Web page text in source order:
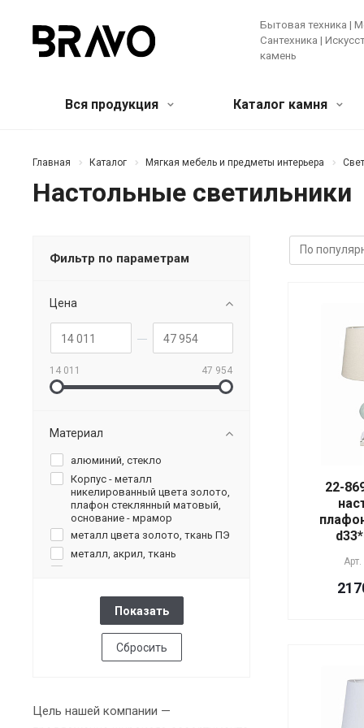
Бытовая техника |
Сантехника |
камень
Вся продукция
Мягкая мебель и предметы
Банкетки и пуфы Диваны Зеркала
Лучшее предложение!
Мебель
Крупная
Каталог камня
Кварцевый агломерат
Главная Каталог Мягкая мебель и предметы интерьера Свет
Настольные светильники
22-
Арт.
Фильтр по параметрам
Цена
14 011 47 954
Материал
алюминий, стекло
Корпус - металл
никелированный цвета золото,
плафон стеклянный матовый,
основание - мрамор
металл цвета золото, ткань ПЭ
металл, акрил, ткань
металл, стекло, лен
металл, стекло, ткань
металл, стекло, ткань ПЭ
мрамор, металл, ткань
Сбросить
Цель нашей компании —